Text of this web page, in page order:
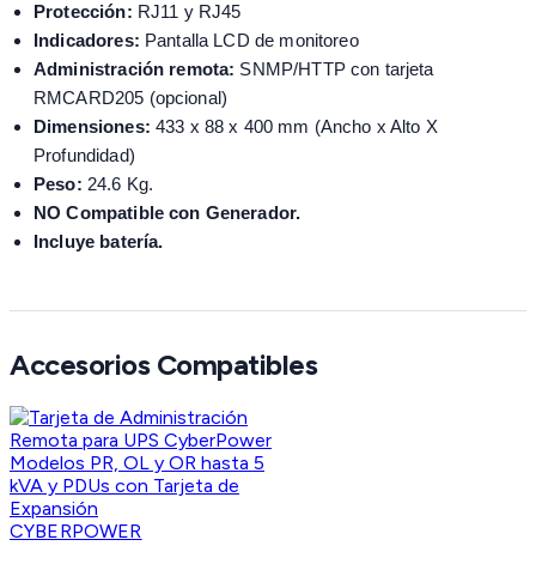
Protección: RJ11 y RJ45
Indicadores: Pantalla LCD de monitoreo
Administración remota: SNMP/HTTP con tarjeta
RMCARD205 (opcional)
Dimensiones: 433 x 88 x 400 mm (Ancho x Alto X
Profundidad)
Peso: 24.6 Kg.
NO Compatible con Generador.
Incluye batería.
Accesorios Compatibles
CYBERPOWER